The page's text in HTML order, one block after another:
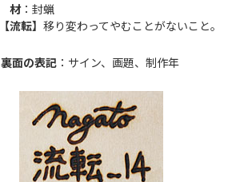
材：封蝋
【流転】 移り変わってやむことがないこと。
裏面の表記 ：サイン、画題、制作年